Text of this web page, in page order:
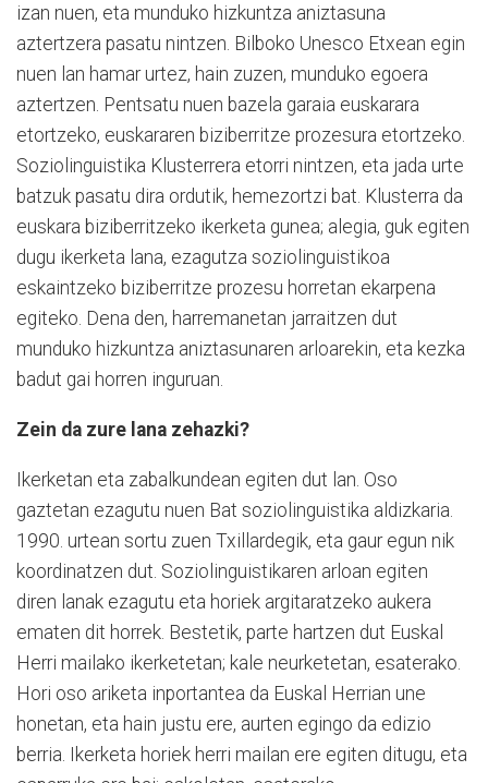
izan nuen, eta munduko hizkuntza aniztasuna
aztertzera pasatu nintzen. Bilboko Unesco Etxean egin
nuen lan hamar urtez, hain zuzen, munduko egoera
aztertzen. Pentsatu nuen bazela garaia euskarara
etortzeko, euskararen biziberritze prozesura etortzeko.
Soziolinguistika Klusterrera etorri nintzen, eta jada urte
batzuk pasatu dira ordutik, hemezortzi bat. Klusterra da
euskara biziberritzeko ikerketa gunea; alegia, guk egiten
dugu ikerketa lana, ezagutza soziolinguistikoa
eskaintzeko biziberritze prozesu horretan ekarpena
egiteko. Dena den, harremanetan jarraitzen dut
munduko hizkuntza aniztasunaren arloarekin, eta kezka
badut gai horren inguruan.
Zein da zure lana zehazki?
Ikerketan eta zabalkundean egiten dut lan. Oso
gaztetan ezagutu nuen Bat soziolinguistika aldizkaria.
1990. urtean sortu zuen Txillardegik, eta gaur egun nik
koordinatzen dut. Soziolinguistikaren arloan egiten
diren lanak ezagutu eta horiek argitaratzeko aukera
ematen dit horrek. Bestetik, parte hartzen dut Euskal
Herri mailako ikerketetan; kale neurketetan, esaterako.
Hori oso ariketa inportantea da Euskal Herrian une
honetan, eta hain justu ere, aurten egingo da edizio
berria. Ikerketa horiek herri mailan ere egiten ditugu, eta